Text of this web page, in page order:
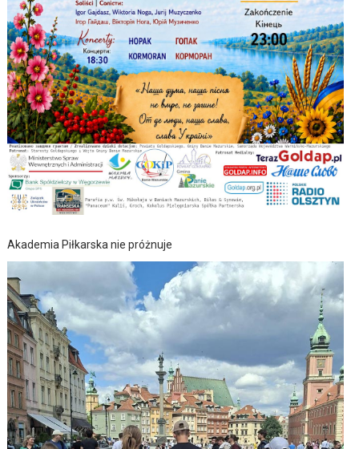
Akademia Piłkarska nie próżnuje